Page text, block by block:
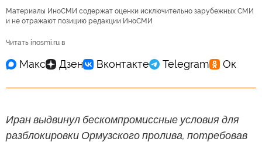
Материалы ИноСМИ содержат оценки исключительно зарубежных СМИ
и не отражают позицию редакции ИноСМИ
Читать inosmi.ru в
Иран выдвинул бескомпромиссные условия для
разблокировки Ормузского пролива, потребовав